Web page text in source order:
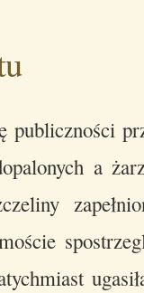
publiczności
a